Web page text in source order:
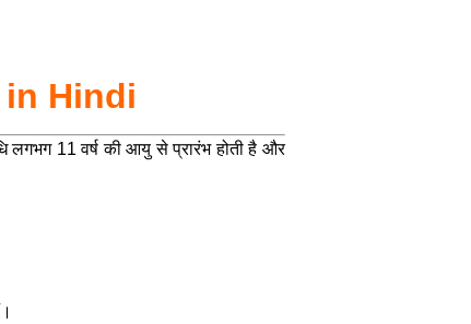
in Hindi
लगभग 11 वर्ष की आयु से प्रारंभ होती है और